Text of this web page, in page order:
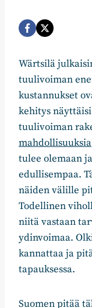
Wärtsilä
tuulivoiman
kustannukset
kehitys
tuulivoiman
mahdollisuuksia
tulee olemaan
edullisempaa.
näiden välille
Todellinen
niitä vastaan
ydinvoimaa.
kannattaa ja
tapauksessa.
Suomen pitää